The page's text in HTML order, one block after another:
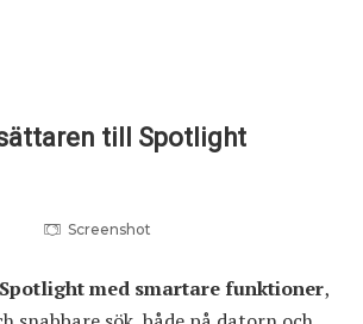
till Spotlight
Screenshot
med smartare funktioner,